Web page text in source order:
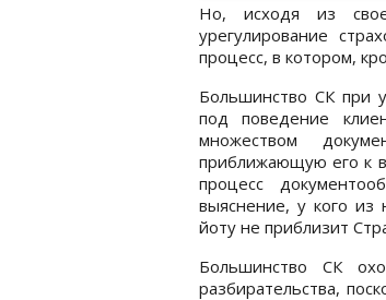
Но, исходя из
урегулирование
процесс, в котором,
Большинство СК при
под поведение
множеством
приближающую его к
процесс
выяснение, у кого из
йоту не приблизит
Большинство СК
разбирательства,